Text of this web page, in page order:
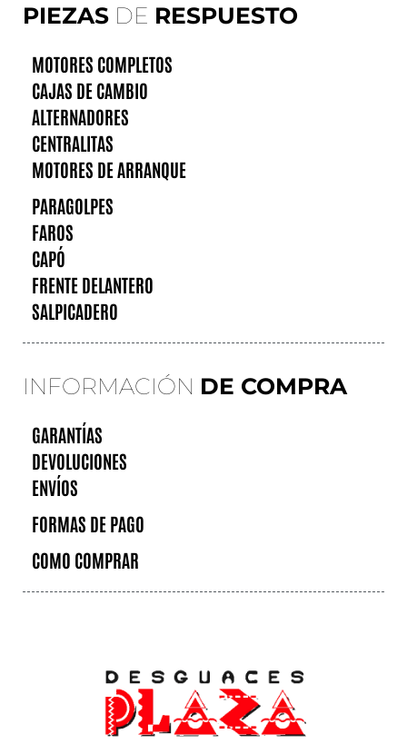
PIEZAS DE RESPUESTO
MOTORES COMPLETOS
CAJAS DE CAMBIO
ALTERNADORES
CENTRALITAS
MOTORES DE ARRANQUE
PARAGOLPES
FAROS
CAPÓ
FRENTE DELANTERO
SALPICADERO
INFORMACIÓN DE COMPRA
GARANTÍAS
DEVOLUCIONES
ENVÍOS
FORMAS DE PAGO
COMO COMPRAR